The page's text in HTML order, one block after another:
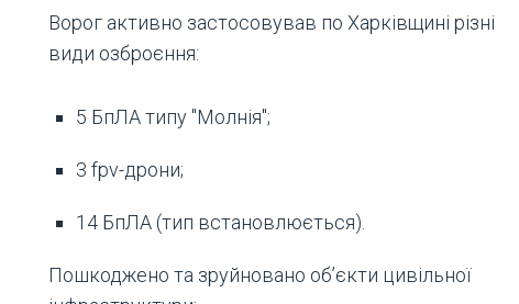
Ворог активно застосовував по Харківщині різні
види озброєння:
5 БпЛА типу "Молнія";
3 fpv-дрони;
14 БпЛА (тип встановлюється).
Пошкоджено та зруйновано обʼєкти цивільної